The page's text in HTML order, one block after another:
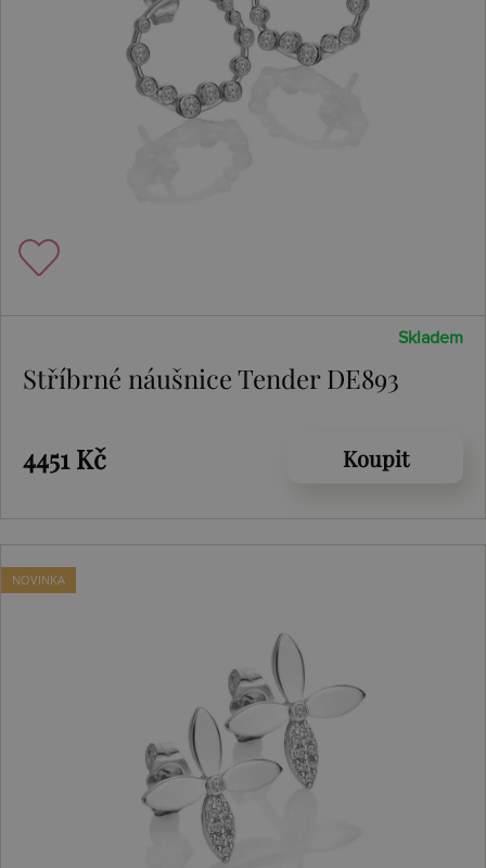
Skladem
Stříbrné náušnice Tender DE893
4451 Kč Koupit
NOVINKA